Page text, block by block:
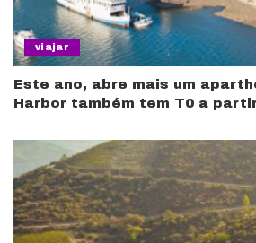
viajar
Este ano, abre mais um
Harbor também tem T0 a